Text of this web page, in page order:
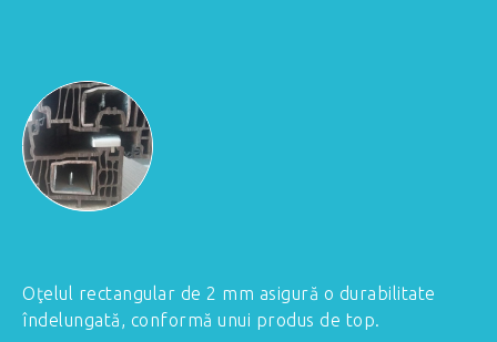
Oţelul rectangular de 2 mm asigură o durabilitate
îndelungată, conformă unui produs de top.